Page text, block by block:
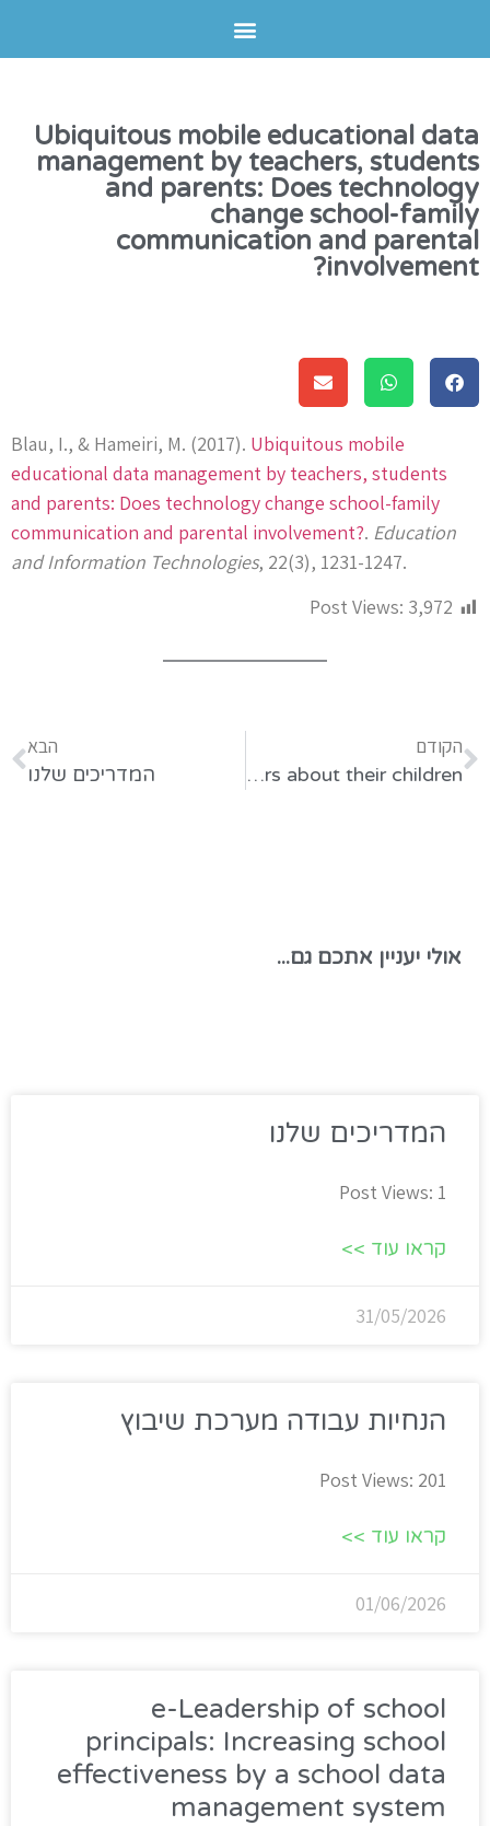
Ubiquitous mobile educational data
management by teachers, students
and parents: Does technology
change school-family
communication and parental
involvement?​
Blau, I., & Hameiri, M. (2017). Ubiquitous mobile
educational data management by teachers, students
and parents: Does technology change school-family
communication and parental involvement?​. Education
and Information Technologies, 22(3), 1231-1247.
Post Views: 3,972
הקודם
Teachers-families online interactions and gender differences in parental involvement through school data system: Do mothers want to know more than fathers about their children?
הבא
המדריכים שלנו
אולי יעניין אתכם גם...
המדריכים שלנו
Post Views: 1
קראו עוד >>
31/05/2026
הנחיות עבודה מערכת שיבוץ
Post Views: 201
קראו עוד >>
01/06/2026
e-Leadership of school
principals: Increasing school
effectiveness by a school data
management system